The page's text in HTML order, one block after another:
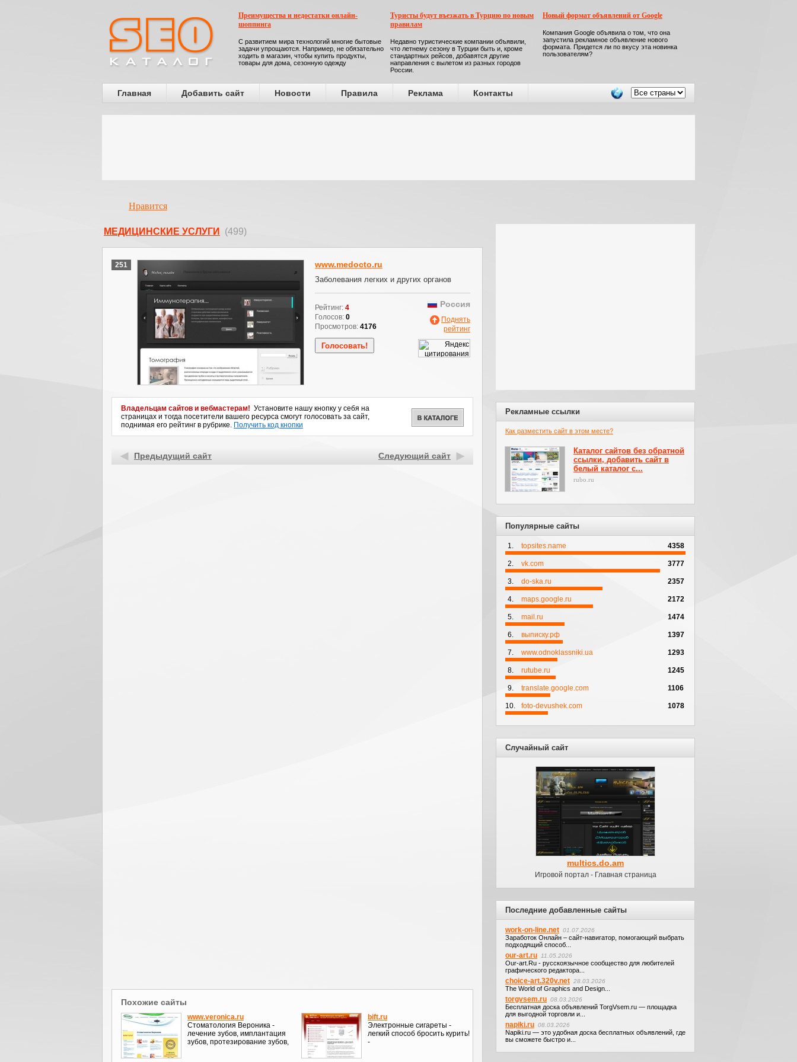
Преимущества и недостатки онлайн-
шоппинга
С развитием мира технологий многие бытовые
задачи упрощаются. Например, не обязательно
ходить в магазин, чтобы купить продукты,
товары для дома, сезонную одежду
Туристы будут въезжать в Турцию по новым
правилам
Недавно туристические компании объявили,
что летнему сезону в Турции быть и, кроме
стандартных рейсов, добавятся другие
направления с вылетом из разных городов
России.
Новый формат объявлений от Google
Компания Google объявила о том, что она
запустила рекламное объявление нового
формата. Придется ли по вкусу эта новинка
пользователям?
Главная Добавить сайт Новости Правила Реклама Контакты
Нравится
МЕДИЦИНСКИЕ УСЛУГИ (499)
251 www.medocto.ru
Заболевания легких и других органов
Рейтинг: 4
Голосов: 0
Просмотров: 4176
Россия
Поднять
рейтинг
Владельцам сайтов и вебмастерам! Установите нашу кнопку у себя на
страницах и тогда посетители вашего ресурса смогут голосовать за сайт,
поднимая его рейтинг в рубрике. Получить код кнопки
Предыдущий сайт Следующий сайт
Похожие сайты
www.veronica.ru
Стоматология Вероника -
лечение зубов, имплантация
зубов, протезирование зубов,
bift.ru
Электронные сигареты -
легкий способ бросить курить!
-
Рекламные ссылки
Как разместить сайт в этом месте?
Каталог сайтов без обратной
ссылки, добавить сайт в
белый каталог с...
rubo.ru
Популярные сайты
1. topsites.name 4358
2. vk.com 3777
3. do-ska.ru 2357
4. maps.google.ru 2172
5. mail.ru 1474
6. выписку.рф 1397
7. www.odnoklassniki.ua 1293
8. rutube.ru 1245
9. translate.google.com 1106
10. foto-devushek.com 1078
Случайный сайт
multics.do.am
Игровой портал - Главная страница
Последние добавленные сайты
work-on-line.net 01.07.2026
Заработок Онлайн – сайт-навигатор, помогающий выбрать
подходящий способ...
our-art.ru 11.05.2026
Our-art.Ru - русскоязычное сообщество для любителей
графического редактора...
choice-art.320v.net 28.03.2026
The World of Graphics and Design...
torgvsem.ru 08.03.2026
Бесплатная доска объявлений TorgVsem.ru — площадка
для выгодной торговли и...
napiki.ru 08.03.2026
Napiki.ru — это удобная доска бесплатных объявлений, где
вы сможете быстро и...